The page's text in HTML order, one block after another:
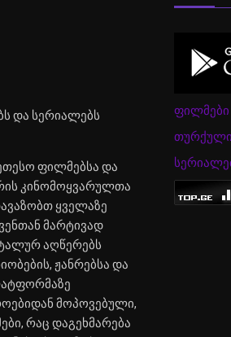
და სერიალებს
ფილმებსა და
კინომოყვარულთა
ყველაზე
მარტივად
აღწერებს
ჟანრებსა და
მოპოვებული,
რაც დაგეხმარება